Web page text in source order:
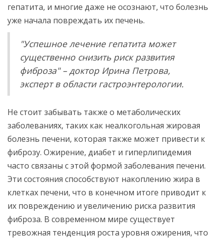
гепатита, и многие даже не осознают, что болезнь
уже начала повреждать их печень.
"Успешное лечение гепатита может
существенно снизить риск развития
фиброза" – доктор Ирина Петрова,
эксперт в области гастроэнтерологии.
Не стоит забывать также о метаболических
заболеваниях, таких как неалкогольная жировая
болезнь печени, которая также может привести к
фиброзу. Ожирение, диабет и гиперлипидемия
часто связаны с этой формой заболевания печени.
Эти состояния способствуют накоплению жира в
клетках печени, что в конечном итоге приводит к
их повреждению и увеличению риска развития
фиброза. В современном мире существует
тревожная тенденция роста уровня ожирения, что